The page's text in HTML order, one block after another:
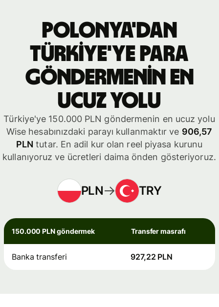
Polonya'dan
Türkiye'ye para
göndermenin en
ucuz yolu
Türkiye'ye 150.000 PLN göndermenin en ucuz yolu
Wise hesabınızdaki parayı kullanmaktır ve 906,57
PLN tutar. En adil kur olan reel piyasa kurunu
kullanıyoruz ve ücretleri daima önden gösteriyoruz.
PLN TRY
150.000 PLN göndermek Transfer masrafı
Banka transferi 927,22 PLN